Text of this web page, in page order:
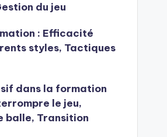
du jeu
: Efficacité
styles, Tactiques
dans la formation
le jeu,
balle, Transition